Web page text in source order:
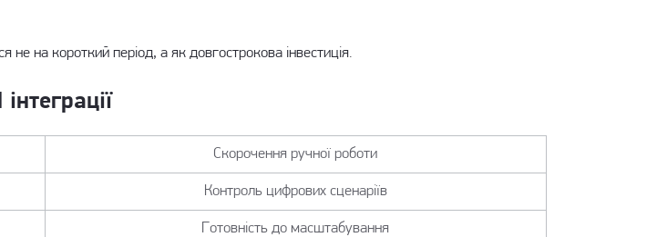
на короткий період, а як довгострокова інвестиція.
Скорочення ручної роботи
Контроль цифрових сценаріїв
Готовність до масштабування